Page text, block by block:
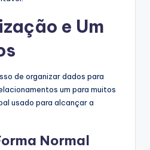
e Um
de organizar dados para
um para muitos
usado para alcançar a
Normal